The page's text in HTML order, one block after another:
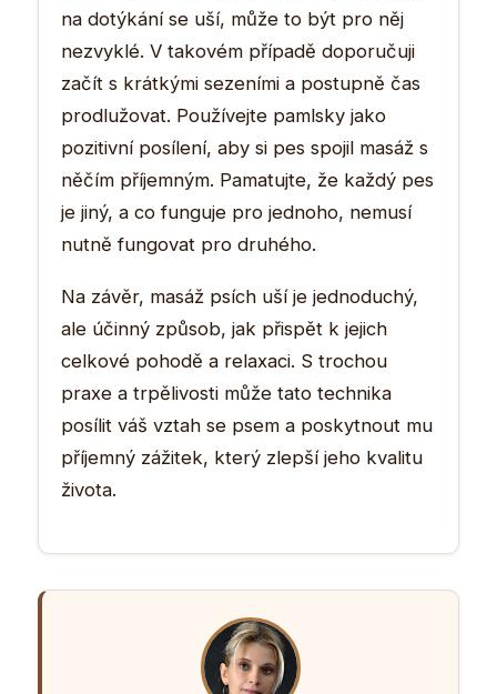
na dotýkání se uší, může to být pro něj
nezvyklé. V takovém případě doporučuji
začít s krátkými sezeními a postupně čas
prodlužovat. Používejte pamlsky jako
pozitivní posílení, aby si pes spojil masáž s
něčím příjemným. Pamatujte, že každý pes
je jiný, a co funguje pro jednoho, nemusí
nutně fungovat pro druhého.
Na závěr, masáž psích uší je jednoduchý,
ale účinný způsob, jak přispět k jejich
celkové pohodě a relaxaci. S trochou
praxe a trpělivosti může tato technika
posílit váš vztah se psem a poskytnout mu
příjemný zážitek, který zlepší jeho kvalitu
života.